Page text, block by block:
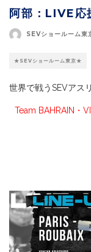
阿部：LIVE応
SEVショールーム東
★SEVショールーム東京★
世界で戦うSEVアス
Team BAHRAIN・